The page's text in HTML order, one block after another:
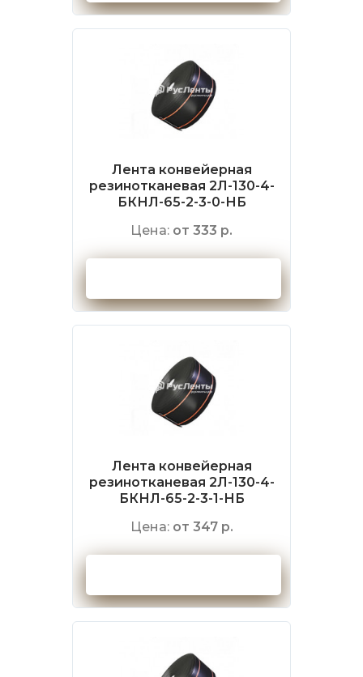
Лента конвейерная
резинотканевая 2Л-130-4-
БКНЛ-65-2-3-0-НБ
Цена: от 333 р.
Лента конвейерная
резинотканевая 2Л-130-4-
БКНЛ-65-2-3-1-НБ
Цена: от 347 р.